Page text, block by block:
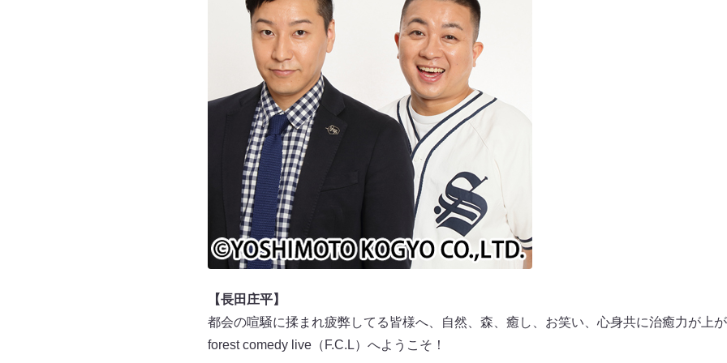
【長田庄平】
都会の喧騒に揉まれ疲弊してる皆様へ、自然、森、癒し、お笑い、心身共に治癒力が上
forest comedy live（F.C.L）へようこそ！